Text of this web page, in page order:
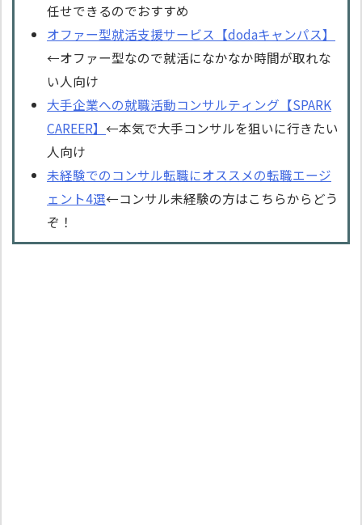
任せできるのでおすすめ
オファー型就活支援サービス【dodaキャンパス】
←オファー型なので就活になかなか時間が取れな
い人向け
大手企業への就職活動コンサルティング【SPARK
CAREER】 ←本気で大手コンサルを狙いに行きたい
人向け
未経験でのコンサル転職にオススメの転職エージ
ェント4選←コンサル未経験の方はこちらからどう
ぞ！